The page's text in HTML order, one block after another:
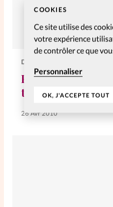
COOKIES
Ce site utilise des
votre expérience
de contrôler ce que
Personnaliser
OK, J'ACCEPTE TOUT
DIVERS
Fitness: les
trop?
26 Avr 2010